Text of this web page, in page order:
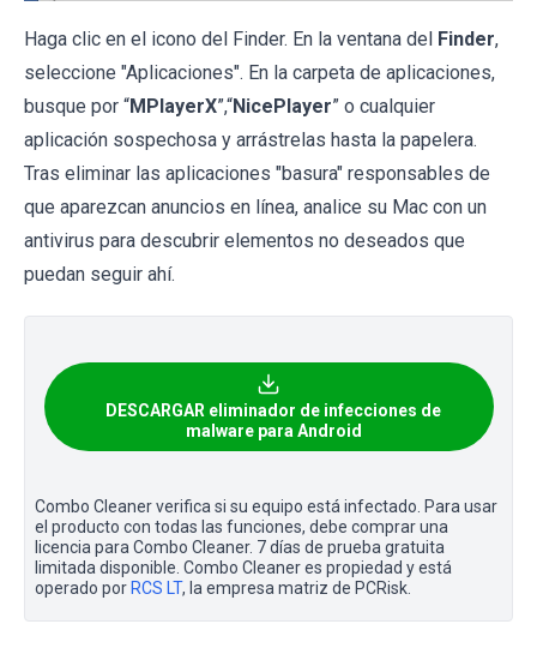
Haga clic en el icono del Finder. En la ventana del Finder,
seleccione "Aplicaciones". En la carpeta de aplicaciones,
busque por “MPlayerX”,“NicePlayer” o cualquier
aplicación sospechosa y arrástrelas hasta la papelera.
Tras eliminar las aplicaciones "basura" responsables de
que aparezcan anuncios en línea, analice su Mac con un
antivirus para descubrir elementos no deseados que
puedan seguir ahí.
DESCARGAR eliminador de infecciones de
malware para Android
Combo Cleaner verifica si su equipo está infectado. Para usar
el producto con todas las funciones, debe comprar una
licencia para Combo Cleaner. 7 días de prueba gratuita
limitada disponible. Combo Cleaner es propiedad y está
operado por RCS LT, la empresa matriz de PCRisk.